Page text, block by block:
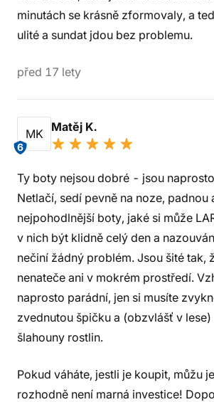
minutách se krásně zformovaly, a
ulité a sundat jdou bez problemu.
před 17 lety
MK
6
Matěj K.
Ty boty nejsou dobré - jsou
Netlačí, sedí pevně na noze, padnou
nejpohodlnější boty, jaké si může
v nich být klidně celý den a
nečiní žádný problém. Jsou šité tak,
nenateče ani v mokrém prostředí.
naprosto parádní, jen si musíte
zvednutou špičku a (obzvlášť v
šlahouny rostlin.
Pokud váháte, jestli je koupit, můžu
rozhodně není marná investice!